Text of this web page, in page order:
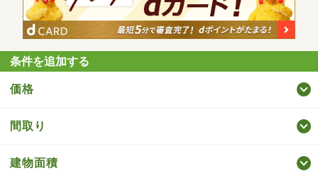
条件を追加する
価格
間取り
建物面積